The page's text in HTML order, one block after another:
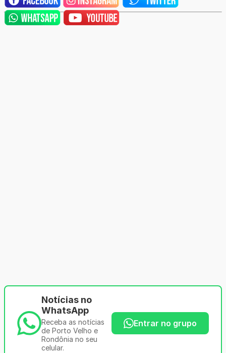
Notícias no
WhatsApp
Receba as notícias
de Porto Velho e
Rondônia no seu
celular.
Entrar no grupo